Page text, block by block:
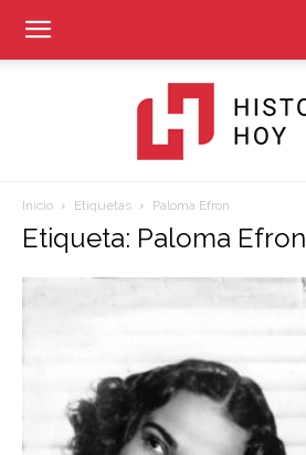
Inicio Etiquetas Paloma Efron
Etiqueta: Paloma Efron